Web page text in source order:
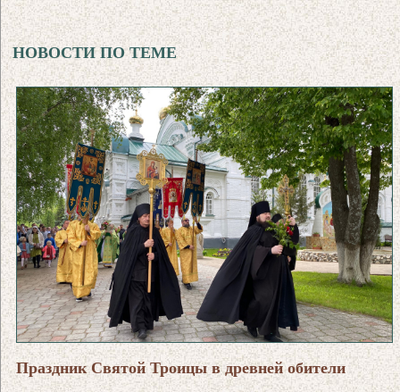
НОВОСТИ ПО ТЕМЕ
Праздник Святой Троицы в древней обители